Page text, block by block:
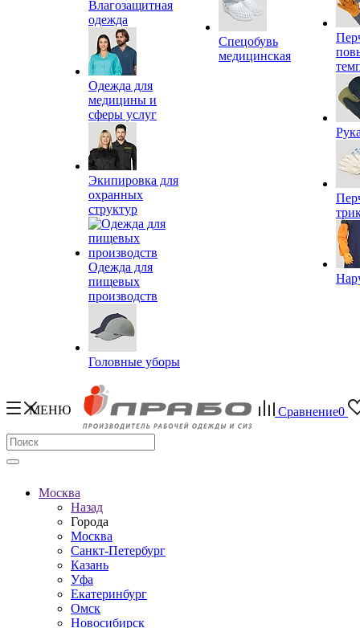
Влагозащитная
одежда
Одежда для
медицины и
сферы услуг
Экипировка для
охранных
структур
Одежда для
пищевых
производств
Головные уборы
Спецобувь
медицинская
МЕНЮ Сравнение0
Москва
Назад
Города
Москва
Санкт-Петербург
Казань
Уфа
Екатеринбург
Омск
Новосибирск